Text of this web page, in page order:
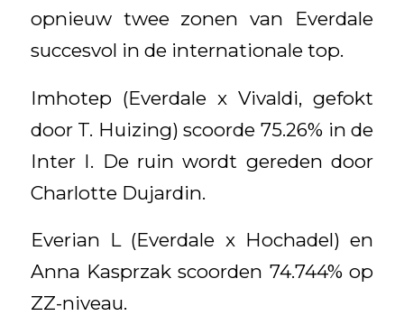
opnieuw twee zonen van Everdale
succesvol in de internationale top.
Imhotep (Everdale x Vivaldi, gefokt
door T. Huizing) scoorde 75.26% in de
Inter I. De ruin wordt gereden door
Charlotte Dujardin.
Everian L (Everdale x Hochadel) en
Anna Kasprzak scoorden 74.744% op
ZZ-niveau.